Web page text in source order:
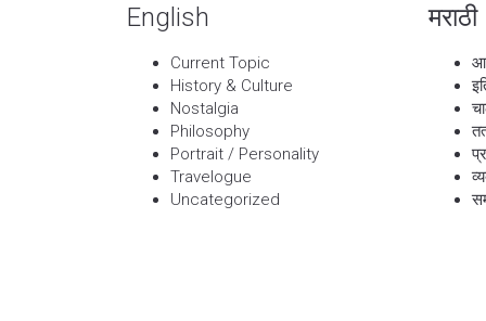
English
Current Topic
History & Culture
Nostalgia
Philosophy
Portrait / Personality
Travelogue
Uncategorized
मराठी